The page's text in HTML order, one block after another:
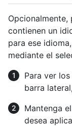
Opcionalmente,
contienen un
para ese
mediante el
Para ver
barra
Mantenga
desea